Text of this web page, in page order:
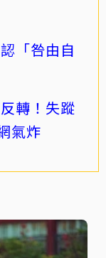
「咎由自
轉！失蹤
氣炸